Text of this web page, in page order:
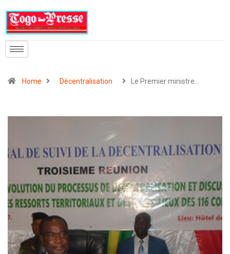
Home Décentralisation Le Premier ministre…